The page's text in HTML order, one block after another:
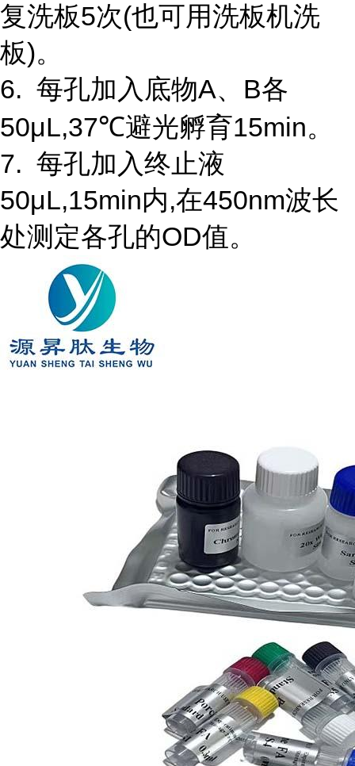
复洗板5次(也可用洗板机洗
板)。
6. 每孔加入底物A、B各
50μL,37℃避光孵育15min。
7. 每孔加入终止液
50μL,15min内,在450nm波长
处测定各孔的OD值。